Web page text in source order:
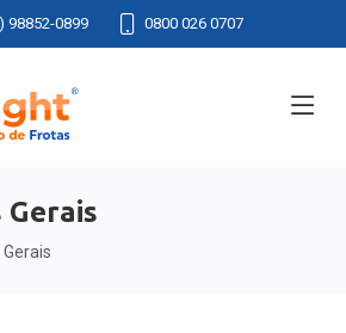
98852-0899 0800 026 0707
Gerais